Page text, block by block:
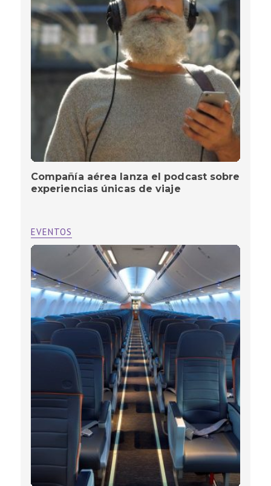
Compañía aérea lanza el podcast sobre
experiencias únicas de viaje
EVENTOS